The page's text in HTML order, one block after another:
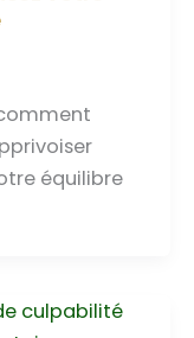
équilibre